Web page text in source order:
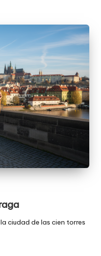
ciudad de las cien torres